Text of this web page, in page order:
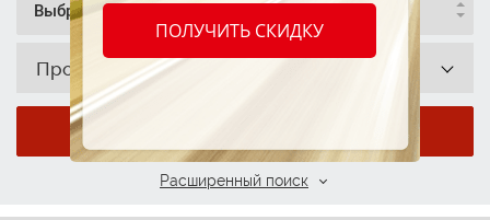
Выбрать
Производитель
Расширенный поиск
ПОЛУЧИТЬ СКИДКУ